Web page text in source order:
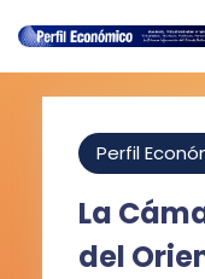
Perfil
La
del